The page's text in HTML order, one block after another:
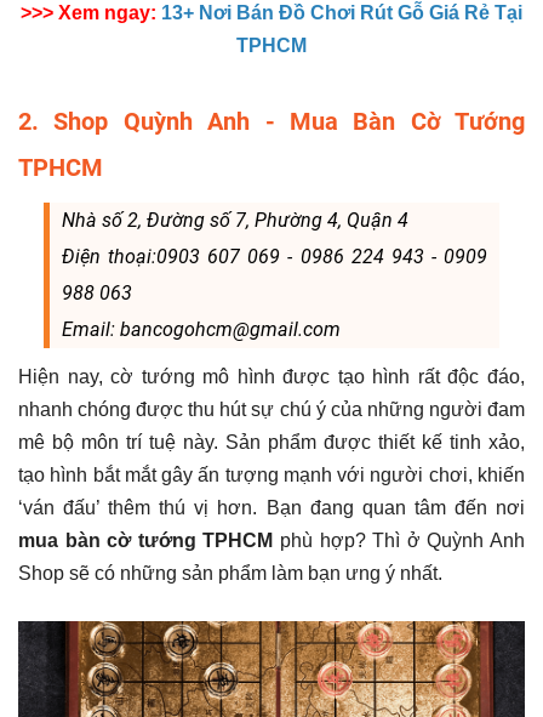
>>> Xem ngay: 13+ Nơi Bán Đồ Chơi Rút Gỗ Giá Rẻ Tại
TPHCM
2. Shop Quỳnh Anh - Mua Bàn Cờ Tướng
TPHCM
Nhà số 2, Đường số 7, Phường 4, Quận 4
Điện thoại:0903 607 069 - 0986 224 943 - 0909
988 063
Email: bancogohcm@gmail.com
Hiện nay, cờ tướng mô hình được tạo hình rất độc đáo,
nhanh chóng được thu hút sự chú ý của những người đam
mê bộ môn trí tuệ này. Sản phẩm được thiết kế tinh xảo,
tạo hình bắt mắt gây ấn tượng mạnh với người chơi, khiến
‘ván đấu’ thêm thú vị hơn. Bạn đang quan tâm đến nơi
mua bàn cờ tướng TPHCM phù hợp? Thì ở Quỳnh Anh
Shop sẽ có những sản phẩm làm bạn ưng ý nhất.